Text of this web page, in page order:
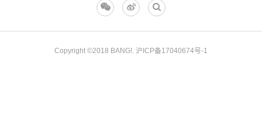
Copyright ©2018 BANG!. 沪ICP备17040674号-1